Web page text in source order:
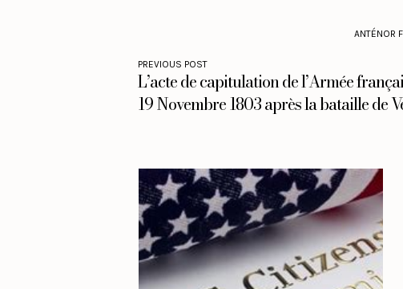
ANTÉNOR
PREVIOUS POST
L’acte de capitulation de l’Armée
19 Novembre 1803 après la bataille de